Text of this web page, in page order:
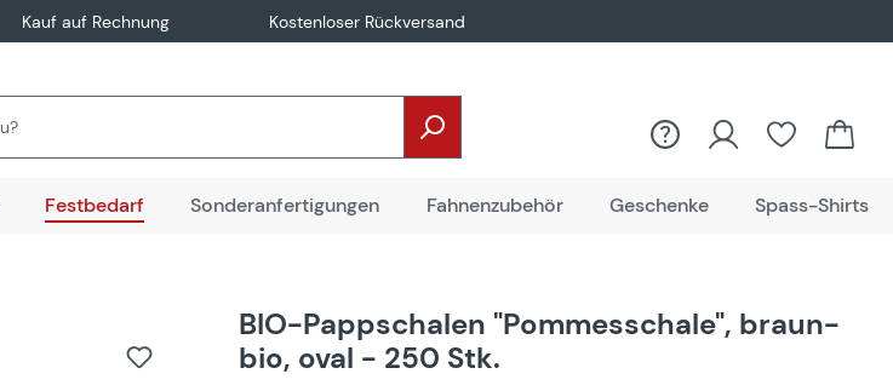
Kauf auf Rechnung Kostenloser Rückversand
Festbedarf Sonderanfertigungen Fahnenzubehör Geschenke Spass-Shirts
BIO-Pappschalen "Pommesschale", braun-
bio, oval - 250 Stk.